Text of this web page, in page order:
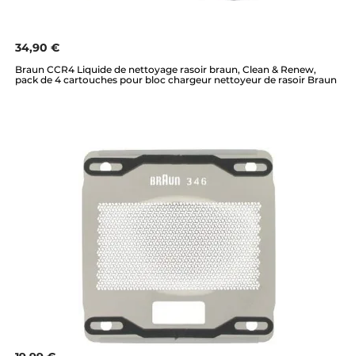
34,90 €
Braun CCR4 Liquide de nettoyage rasoir braun, Clean & Renew,
pack de 4 cartouches pour bloc chargeur nettoyeur de rasoir Braun